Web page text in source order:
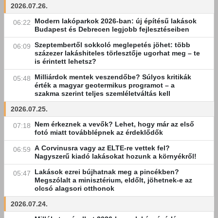
2026.07.26.
06:22
Modern lakóparkok 2026-ban: új építésű lakások
Budapest és Debrecen legjobb fejlesztéseiben
06:09 Szeptembertől sokkoló meglepetés jöhet: több
százezer lakáshiteles törlesztője ugorhat meg – te
is érintett lehetsz?
05:48
Milliárdok mentek veszendőbe? Súlyos kritikák
érték a magyar geotermikus programot – a
szakma szerint teljes szemléletváltás kell
2026.07.25.
07:18
Nem érkeznek a vevők? Lehet, hogy már az első
fotó miatt továbblépnek az érdeklődők
06:59 A Corvinusra vagy az ELTE-re vettek fel?
Nagyszerű kiadó lakásokat hozunk a környékről!
05:47
Lakások ezrei bújhatnak meg a pincékben?
Megszólalt a minisztérium, eldőlt, jöhetnek-e az
olcsó alagsori otthonok
2026.07.24.